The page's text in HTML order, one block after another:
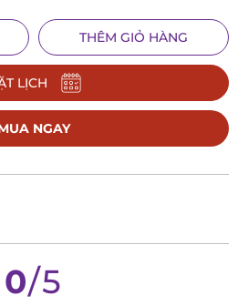
THÊM GIỎ HÀNG
LỊCH
NGAY
0/5